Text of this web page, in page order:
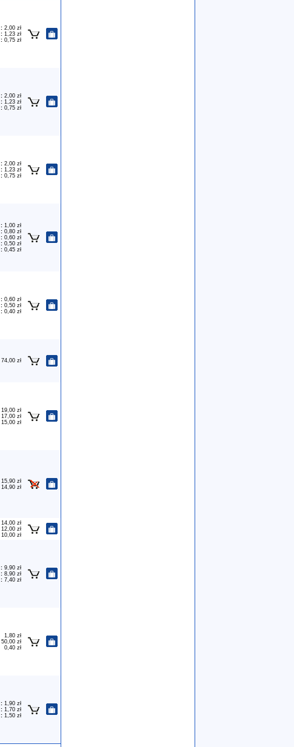
: 2,00 zł
: 1,23 zł
: 0,75 zł
: 2,00 zł
: 1,23 zł
: 0,75 zł
: 2,00 zł
: 1,23 zł
: 0,75 zł
: 1,00 zł
: 0,80 zł
: 0,60 zł
: 0,50 zł
: 0,45 zł
: 0,60 zł
: 0,50 zł
: 0,40 zł
74,00 zł
19,00 zł
17,00 zł
15,00 zł
15,90 zł
14,90 zł
14,00 zł
12,00 zł
10,00 zł
: 9,90 zł
: 8,90 zł
: 7,40 zł
1,80 zł
50,00 zł
0,40 zł
: 1,90 zł
: 1,70 zł
: 1,50 zł